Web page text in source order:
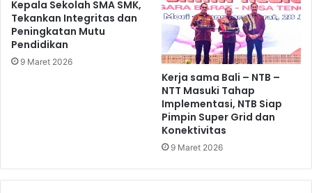
Kepala Sekolah SMA SMK,
Tekankan Integritas dan
Peningkatan Mutu
Pendidikan
9 Maret 2026
Kerja sama Bali – NTB –
NTT Masuki Tahap
Implementasi, NTB Siap
Pimpin Super Grid dan
Konektivitas
9 Maret 2026